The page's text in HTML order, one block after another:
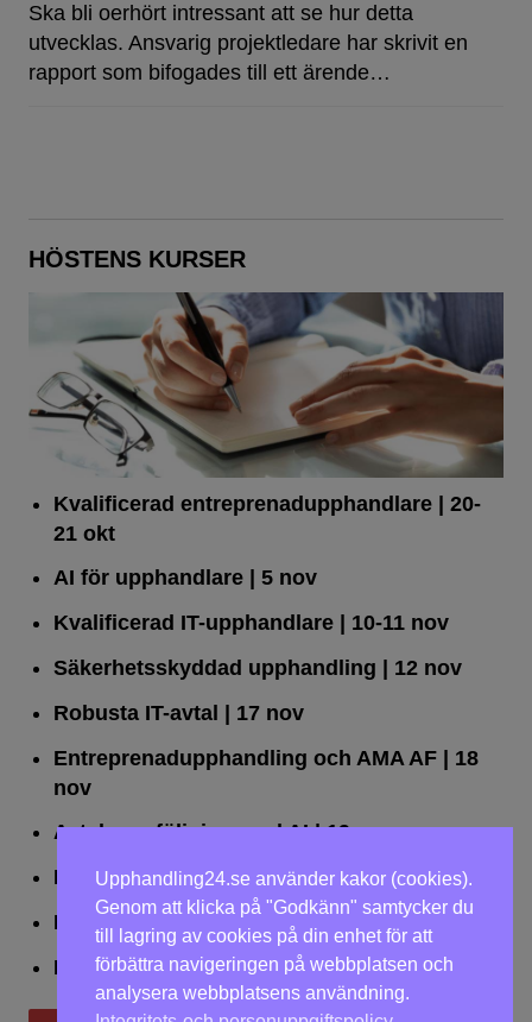
Ska bli oerhört intressant att se hur detta
utvecklas. Ansvarig projektledare har skrivit en
rapport som bifogades till ett ärende…
HÖSTENS KURSER
Kvalificerad entreprenad­upphandlare | 20-
21 okt
AI för upphandlare| 5 nov
Kvalificerad IT-upphandlare| 10-11 nov
Säkerhetsskyddad upphandling | 12 nov
Robusta IT-avtal | 17 nov
Entreprenadupphandling och AMA AF| 18
nov
Avtalsuppföljning med AI| 19 nov
Leda upphandlingar effektivt| 25 nov
Dialogförfaranden | 26 nov
LOU på två dagar| 2-3 dec
Upphandling24.se använder kakor (cookies).
Genom att klicka på "Godkänn" samtycker du
till lagring av cookies på din enhet för att
förbättra navigeringen på webbplatsen och
analysera webbplatsens användning.